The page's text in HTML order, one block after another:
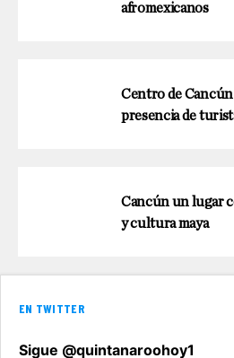
afromexicanos
Centro de
presencia de
Cancún un lugar
y cultura maya
EN TWITTER
Sigue @quintanaroohoy1